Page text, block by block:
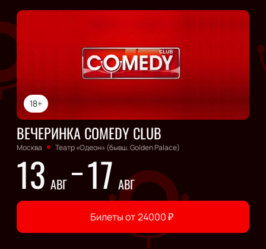
18+
ВЕЧЕРИНКА COMEDY CLUB
Москва Театр «Одеон» (бывш. Golden Palace)
13 АВГ 17 АВГ
Билеты от24000₽